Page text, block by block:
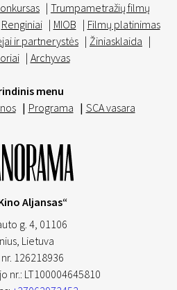
| Trumpametražių filmų
Renginiai | MIOB | Filmų platinimas
ir partnerystės | Žiniasklaida |
| Archyvas
menu
| Programa | SCA vasara
Aljansas“
g. 4, 01106
Lietuva
126218936
nr.: LT100004645810